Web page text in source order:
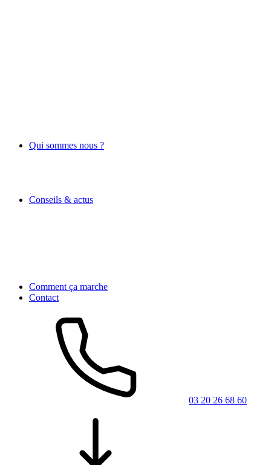
Qui sommes nous ?
Conseils & actus
Comment ça marche
Contact
03 20 26 68 60